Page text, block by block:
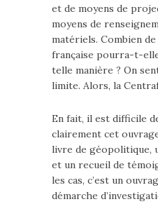
et de moyens de
moyens de
matériels. Combien
française pourra-t-
telle manière ? On
limite. Alors, la
En fait, il est difficile
clairement cet
livre de géopolitique,
et un recueil de
les cas, c’est un
démarche